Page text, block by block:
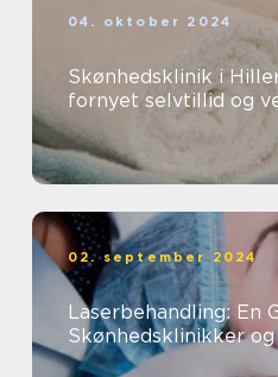
04. oktober 2024
Skønhedsklinik i
fornyet selvtillid og
02. september 2024
Laserbehandling: En
Skønhedsklinikker